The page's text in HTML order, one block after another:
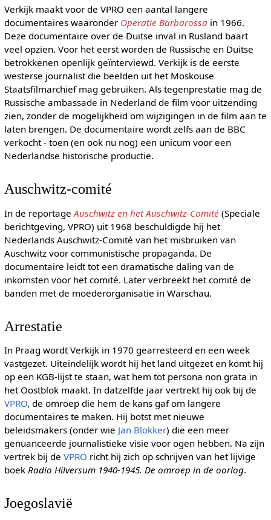
Verkijk maakt voor de VPRO een aantal langere
documentaires waaronder Operatie Barbarossain 1966.
Deze documentaire over de Duitse inval in Rusland baart
veel opzien. Voor het eerst worden de Russische en Duitse
betrokkenen openlijk geïnterviewd. Verkijk is de eerste
westerse journalist die beelden uit het Moskouse
Staatsfilmarchief mag gebruiken. Als tegenprestatie mag de
Russische ambassade in Nederland de film voor uitzending
zien, zonder de mogelijkheid om wijzigingen in de film aan te
laten brengen. De documentaire wordt zelfs aan de BBC
verkocht - toen (en ook nu nog) een unicum voor een
Nederlandse historische productie.
Auschwitz-comité
In de reportage Auschwitz en het Auschwitz-Comité(Speciale
berichtgeving, VPRO) uit 1968 beschuldigde hij het
Nederlands Auschwitz-Comité van het misbruiken van
Auschwitz voor communistische propaganda. De
documentaire leidt tot een dramatische daling van de
inkomsten voor het comité. Later verbreekt het comité de
banden met de moederorganisatie in Warschau.
Arrestatie
In Praag wordt Verkijk in 1970 gearresteerd en een week
vastgezet. Uiteindelijk wordt hij het land uitgezet en komt hij
op een KGB-lijst te staan, wat hem tot persona non grata in
het Oostblok maakt. In datzelfde jaar vertrekt hij ook bij de
VPRO, de omroep die hem de kans gaf om langere
documentaires te maken. Hij botst met nieuwe
beleidsmakers (onder wie Jan Blokker) die een meer
genuanceerde journalistieke visie voor ogen hebben. Na zijn
vertrek bij de VPRO richt hij zich op schrijven van het lijvige
boek Radio Hilversum 1940-1945. De omroep in de oorlog.
Joegoslavië